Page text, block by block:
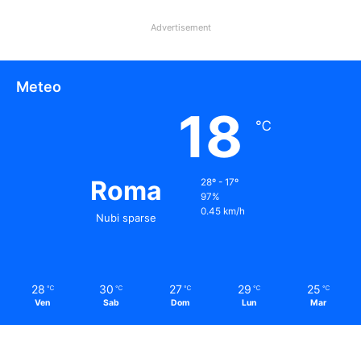
Advertisement
Meteo
Roma
Nubi sparse
18 ℃
28º - 17º
97%
0.45 km/h
28 ℃
Ven
30 ℃
Sab
27 ℃
Dom
29 ℃
Lun
25 ℃
Mar